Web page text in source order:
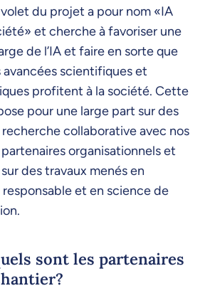
du projet a pour nom «IA
et cherche à favoriser une
de l’IA et faire en sorte que
scientifiques et
profitent à la société. Cette
pour une large part sur des
collaborative avec nos
organisationnels et
sur des travaux menés en
et en science de
sont les partenaires